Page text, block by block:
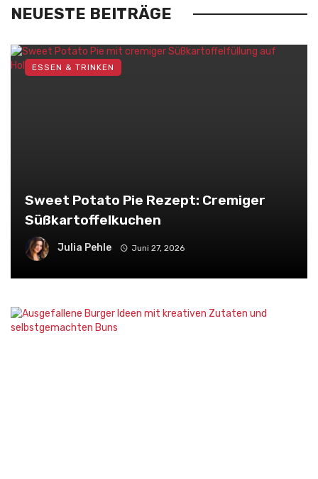
NEUESTE BEITRÄGE
Sweet Potato Pie Rezept: Cremiger
Süßkartoffelkuchen
Julia Pehle Juni 27, 2026
ESSEN & TRINKEN